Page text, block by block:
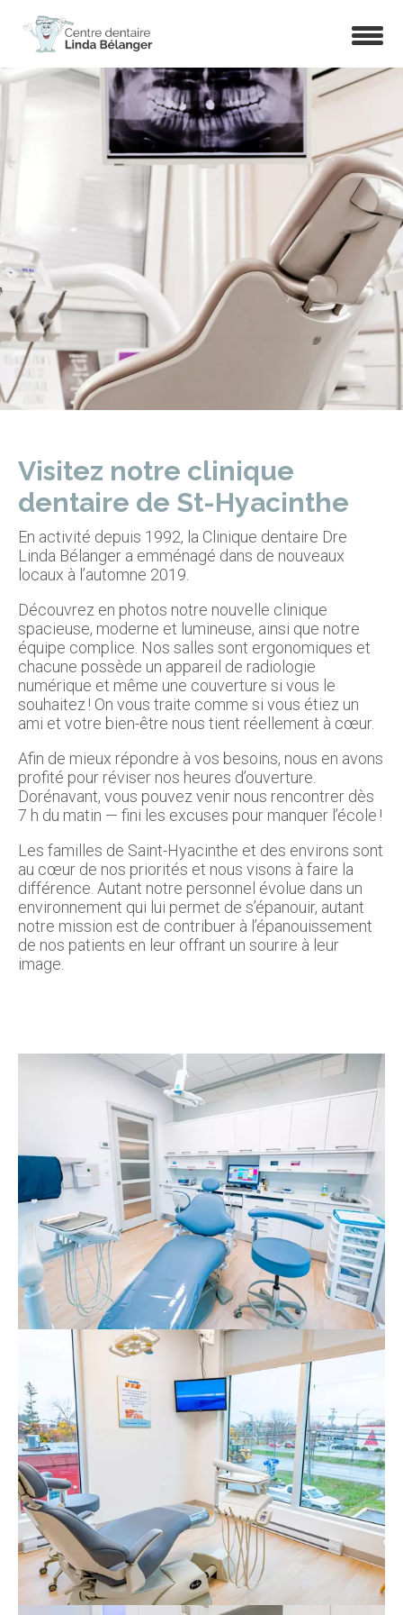
Visitez notre clinique
dentaire de St-Hyacinthe
En activité depuis 1992, la Clinique dentaire Dre
Linda Bélanger a emménagé dans de nouveaux
locaux à l’automne 2019.
Découvrez en photos notre nouvelle clinique
spacieuse, moderne et lumineuse, ainsi que notre
équipe complice. Nos salles sont ergonomiques et
chacune possède un appareil de radiologie
numérique et même une couverture si vous le
souhaitez ! On vous traite comme si vous étiez un
ami et votre bien-être nous tient réellement à cœur.
Afin de mieux répondre à vos besoins, nous en avons
profité pour réviser nos heures d’ouverture.
Dorénavant, vous pouvez venir nous rencontrer dès
7 h du matin — fini les excuses pour manquer l’école !
Les familles de Saint-Hyacinthe et des environs sont
au cœur de nos priorités et nous visons à faire la
différence. Autant notre personnel évolue dans un
environnement qui lui permet de s’épanouir, autant
notre mission est de contribuer à l’épanouissement
de nos patients en leur offrant un sourire à leur
image.